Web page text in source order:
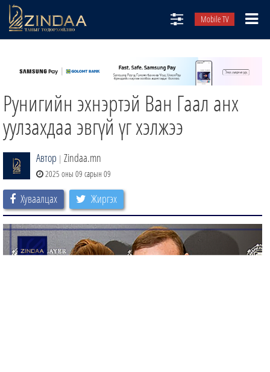
Mobile TV
ТВ8
ӨГЛӨӨНИЙ СОНИН
АУДИО ЗОХИОЛ
ЗИНДАА СЭТГҮҮЛ
Рунигийн эхнэртэй Ван Гаал анх
уулзахдаа эвгүй үг хэлжээ
Автор | Zindaa.mn
2025 оны 09 сарын 09
Хуваалцах Жиргэх